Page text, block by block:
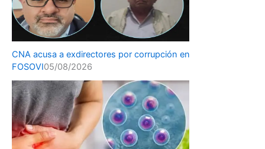
CNA acusa a exdirectores por corrupción en
FOSOVI05/08/2026